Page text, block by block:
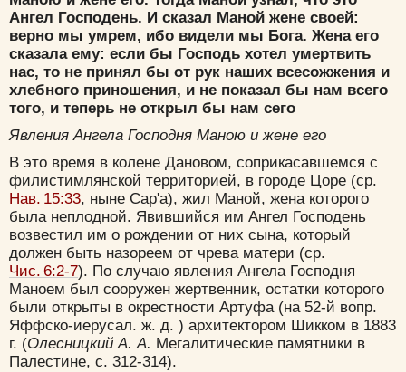
Ангел Господень. И сказал Маной жене своей:
верно мы умрем, ибо видели мы Бога. Жена его
сказала ему: если бы Господь хотел умертвить
нас, то не принял бы от рук наших всесожжения и
хлебного приношения, и не показал бы нам всего
того, и теперь не открыл бы нам сего
Явления Ангела Господня Маною и жене его
В это время в колене Дановом, соприкасавшемся с
филистимлянской территорией, в городе Цоре (ср.
Нав. 15:33, ныне Сар'а), жил Маной, жена которого
была неплодной. Явившийся им Ангел Господень
возвестил им о рождении от них сына, который
должен быть назореем от чрева матери (ср.
Чис. 6:2-7). По случаю явления Ангела Господня
Маноем был сооружен жертвенник, остатки которого
были открыты в окрестности Артуфа (на 52-й вопр.
Яффско-иерусал. ж. д. ) архитектором Шикком в 1883
г. (Олесницкий А. А. Мегалитические памятники в
Палестине, с. 312-314).